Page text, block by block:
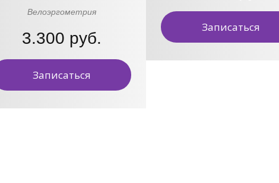
Велоэргометрия
3.300 руб.
Записаться
Записаться